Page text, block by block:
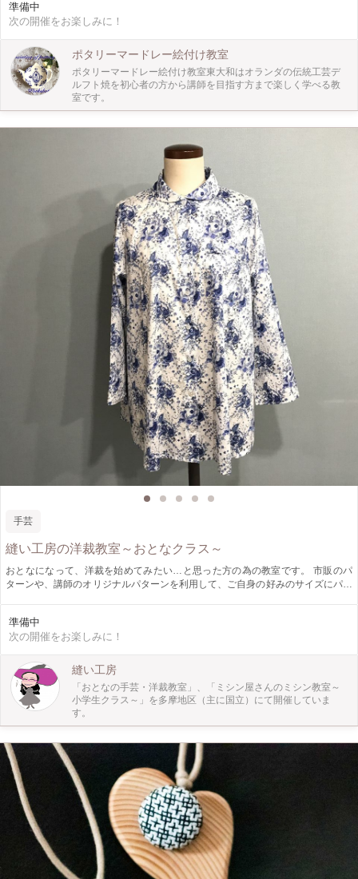
ーンを選びます。 綿とポリエステル混の白生地にインストラクターの指導のも
と時間内はステンシルのみ制作します。 インストラクターがダブルガーゼの裏
き郵送する事もできますし、ご自身で持ち帰り、縫って頂く事もできます。 プ
レゼントにも喜ばれますね。 お子様も体験できます。 小学4年生以下のお子様は
保護者の方の付き添いをお願い致します。 手作りステンシルマスクで日常を楽
しくオシャレに演出してくださいね♪
準備中
次の開催をお楽しみに！
ポタリーマードレー絵付け教室
ポタリーマードレー絵付け教室東大和はオランダの伝統工芸デ
ルフト焼を初心者の方から講師を目指す方まで楽しく学べる教
室です。
手芸
縫い工房の洋裁教室～おとなクラス～
おとなになって、洋裁を始めてみたい…と思った方の為の教室です。 市販のパ
ターンや、講師のオリジナルパターンを利用して、ご自身の好みのサイズにパタ
作品を仕上げるうちに、技術も身に付いて行くと思います。 焦らずゆっくり取
り組みたい方のご参加をお待ちしております。
準備中
次の開催をお楽しみに！
縫い工房
「おとなの手芸・洋裁教室」、「ミシン屋さんのミシン教室～
小学生クラス～」を多摩地区（主に国立）にて開催していま
す。